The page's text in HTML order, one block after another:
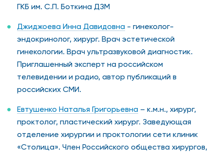
ГКБ им. С.П. Боткина ДЗМ
Джиджоева Инна Давидовна - гинеколог-
эндокринолог, хирург. Врач эстетической
гинекологии. Врач ультразвуковой диагностик.
Приглашенный эксперт на российском
телевидении и радио, автор публикаций в
российских СМИ.
Евтушенко Наталья Григорьевна – к.м.н., хирург,
проктолог, пластический хирург. Заведующая
отделение хирургии и проктологии сети клиник
«Столица». Член Российского общества хирургов,